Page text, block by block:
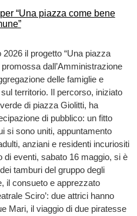
il progetto “Una piazza
dall’Amministrazione
delle famiglie e
territorio. Il percorso, iniziato
di piazza Giolitti, ha
di pubblico: un fitto
si sono uniti, appuntamento
anziani e residenti incuriositi
di eventi, sabato 16 maggio, si è
tamburi del gruppo degli
il consueto e apprezzato
Sciro’: due attrici hanno
Mari, il viaggio di due piratesse